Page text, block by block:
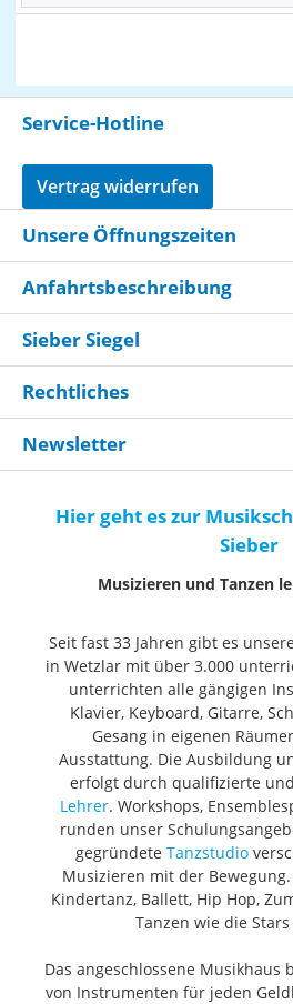
Service-Hotline
Vertrag widerrufen
Unsere Öffnungszeiten
Anfahrtsbeschreibung
Sieber Siegel
Rechtliches
Newsletter
Hier geht es zur
Sieber
Musizieren und Tanzen
Seit fast 33 Jahren gibt es
in Wetzlar mit über 3.000
unterrichten alle gängigen
Klavier, Keyboard, Gitarre,
Gesang in eigenen
Ausstattung. Die Ausbildung
erfolgt durch qualifizierte
Lehrer. Workshops,
runden unser
gegründete Tanzstudio
Musizieren mit der
Kindertanz, Ballett, Hip Hop,
Tanzen wie die
Das angeschlossene Musikhaus
von Instrumenten für jeden